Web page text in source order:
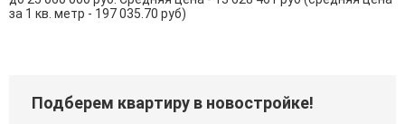
за 1 кв. метр - 197 035.70 руб)
Подберем квартиру в новостройке!